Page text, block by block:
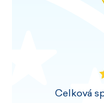
Celková